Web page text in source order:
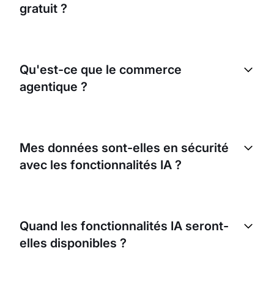
gratuit ?
Qu'est-ce que le commerce
agentique ?
Mes données sont-elles en sécurité
avec les fonctionnalités IA ?
Quand les fonctionnalités IA seront-
elles disponibles ?